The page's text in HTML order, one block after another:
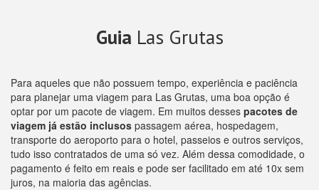
Guia Las Grutas
Para aqueles que não possuem tempo, experiência e paciência
para planejar uma viagem para Las Grutas, uma boa opção é
optar por um pacote de viagem. Em muitos desses pacotes de
viagem já estão inclusos passagem aérea, hospedagem,
transporte do aeroporto para o hotel, passeios e outros serviços,
tudo isso contratados de uma só vez. Além dessa comodidade, o
pagamento é feito em reais e pode ser facilitado em até 10x sem
juros, na maioria das agências.